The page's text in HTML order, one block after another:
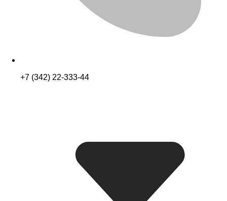
+7 (342) 22-333-44